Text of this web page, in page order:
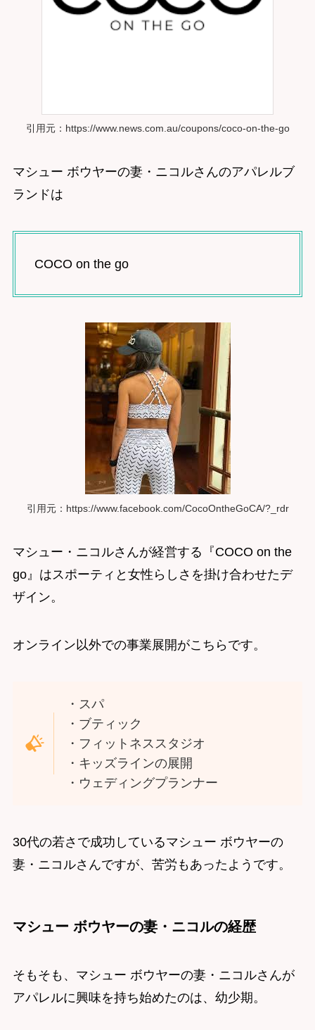
引用元：https://www.news.com.au/coupons/coco-on-the-go
マシュー ボウヤーの妻・ニコルさんのアパレルブ
ランドは
COCO on the go
引用元：https://www.facebook.com/CocoOntheGoCA/?_rdr
マシュー・ニコルさんが経営する『COCO on the
go』はスポーティと女性らしさを掛け合わせたデ
ザイン。
オンライン以外での事業展開がこちらです。
・スパ
・ブティック
・フィットネススタジオ
・キッズラインの展開
・ウェディングプランナー
30代の若さで成功しているマシュー ボウヤーの
妻・ニコルさんですが、苦労もあったようです。
マシュー ボウヤーの妻・ニコルの経歴
そもそも、マシュー ボウヤーの妻・ニコルさんが
アパレルに興味を持ち始めたのは、幼少期。